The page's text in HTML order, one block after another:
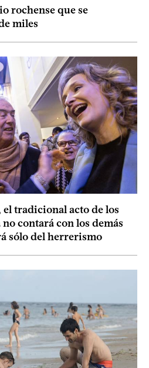
rochense que se
miles
el tradicional acto de los
contará con los demás
sólo del herrerismo